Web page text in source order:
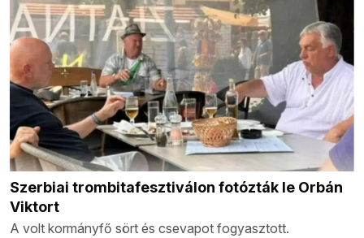
Szerbiai trombitafesztiválon fotózták le Orbán
Viktort
A volt kormányfő sört és csevapot fogyasztott.